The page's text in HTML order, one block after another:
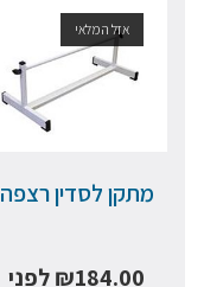
אזל המלאי
מתקן לסדין רצפה
₪184.00
לפני